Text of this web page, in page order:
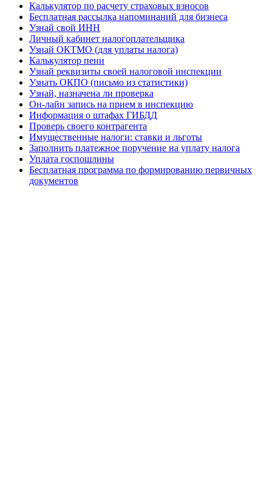
Калькулятор по расчету страховых взносов
Бесплатная рассылка напоминаний для бизнеса
Узнай свой ИНН
Личный кабинет налогоплательщика
Узнай ОКТМО (для уплаты налога)
Калькулятор пени
Узнай реквизиты своей налоговой инспекции
Узнать ОКПО (письмо из статистики)
Узнай, назначена ли проверка
Он-лайн запись на прием в инспекцию
Информация о штафах ГИБДД
Проверь своего контрагента
Имущественные налоги: ставки и льготы
Заполнить платежное поручение на уплату налога
Уплата госпошлины
Бесплатная программа по формированию первичных
документов